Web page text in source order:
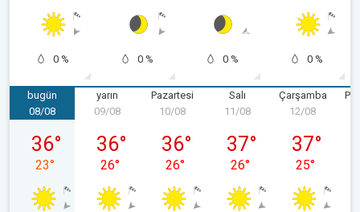
0 % 0 % 0 % 0 %
bugün
08/08 Cumartesi
08/08
36°
23°
yarın
09/08
36°
26°
Pazartesi
10/08 Pazartesi
10/08
36°
26°
Salı
11/08
37°
26°
Çarşamba
12/08
37°
25°